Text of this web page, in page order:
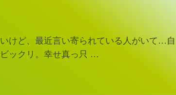
けど、最近言い寄られている人がいて…自
ックリ。幸せ真っ只 …